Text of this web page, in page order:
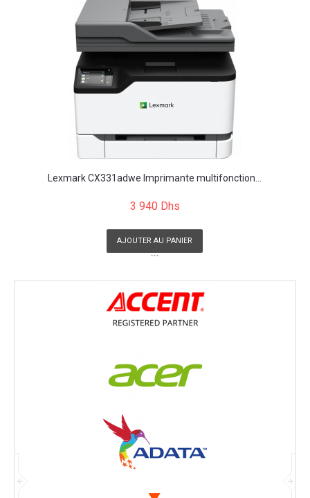
Lexmark CX331adwe Imprimante multifonction...
3 940 Dhs
AJOUTER AU PANIER
```